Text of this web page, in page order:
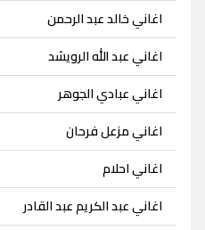
اغاني خالد عبد الرحمن
اغاني عبد الله الرويشد
اغاني عبادي الجوهر
اغاني مزعل فرحان
اغاني احلام
اغاني عبد الكريم عبد القادر